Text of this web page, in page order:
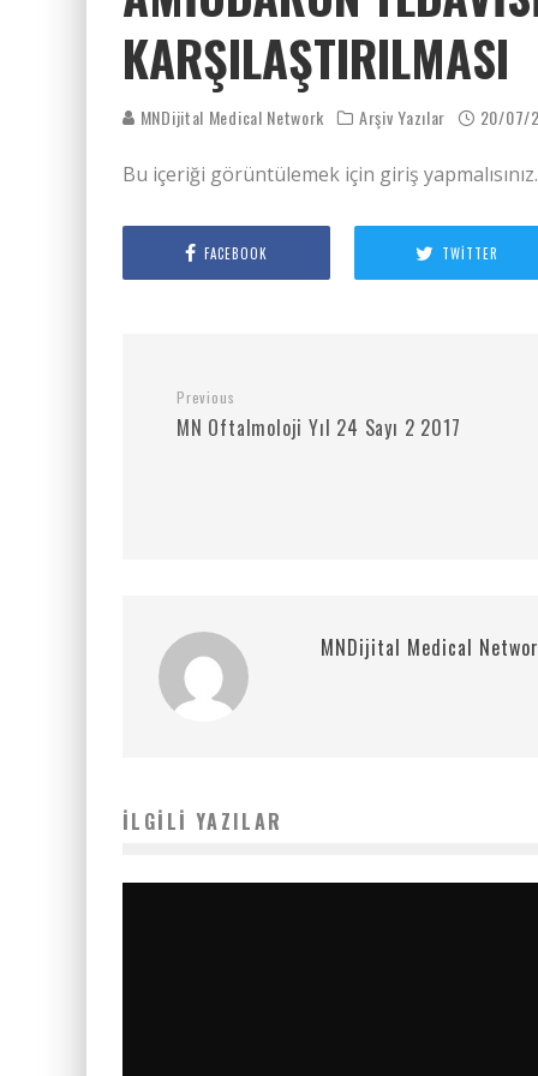
KARŞILAŞTIRILMASI
MNDijital Medical Network Arşiv Yazılar 20/07/
Bu içeriği görüntülemek için giriş
FACEBOOK TWITTER
Previous
MN Oftalmoloji Yıl 24 Sayı 2 2017
MNDijital Medical
İLGILI YAZILAR